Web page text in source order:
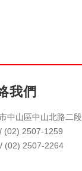
我們
中山區中山北路二
(02) 2507-1259
(02) 2507-2264